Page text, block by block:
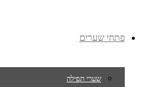
פתחי שערים
שערי תפילה